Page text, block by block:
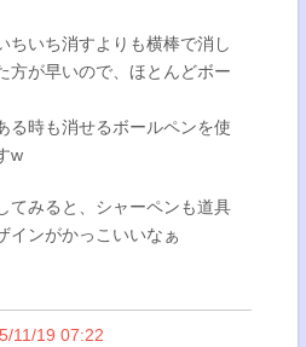
ちいち消すよりも横棒で消し
方が早いので、ほとんどボー
る時も消せるボールペンを使
w
てみると、シャーペンも道具
インがかっこいいなぁ
11/19 07:22